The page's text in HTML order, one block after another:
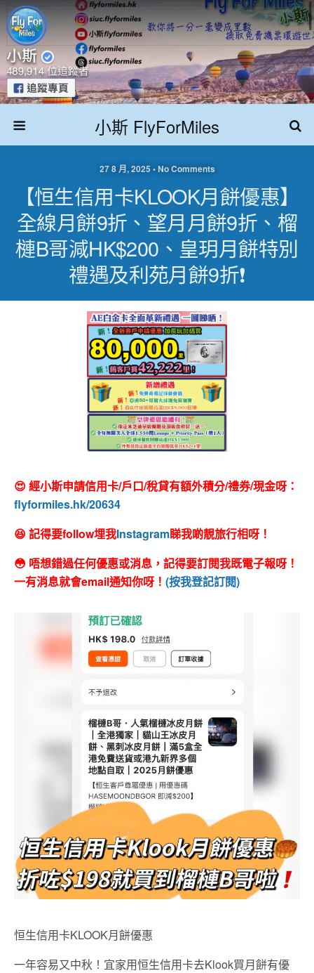
小斯 FlyForMiles
27 8 月, 2025 • No Comments
【恒生信用卡KLOOK月餅優惠】
全線月餅9折、望月月餅9折、榴
槤B哥減HK$200、皇玥月餅特別
禮遇及利苑月餅9折❗
😍 經小斯申請信用卡/戶口/稅貸有額外積分/禮券/現金呀：
flyformiles.hk/20634
😆 記得要follow埋我Instagram睇我啲靚旅行相呀！
😳 唔想錯過任何優惠或消息，記得要訂閱我既電子報呀！
一有消息就會email通知你呀！ (按我登記訂閱)
恒生信用卡KLOOK月餅優惠
一年容易又中秋！宜家用恒生信用卡去Klook買月餅有優